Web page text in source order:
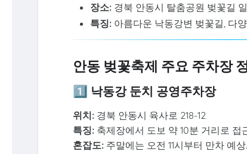
장소: 경북 안동시 탈춤공원 벚꽃길
특징: 아름다운 낙동강변 벚꽃길, 다
안동 벚꽃축제 주요 주차장
1️⃣ 낙동강 둔치 공영주차장
위치:경북 안동시 육사로 218-12
특징:축제장에서 도보 약 10분 거리로 접
혼잡도:주말에는 오전 11시부터 만차 예상.